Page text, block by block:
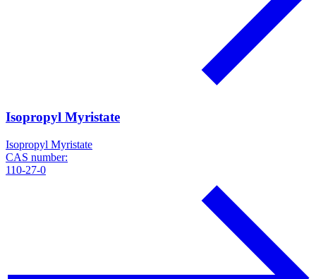
Isopropyl Myristate
Isopropyl Myristate
CAS number:
110-27-0